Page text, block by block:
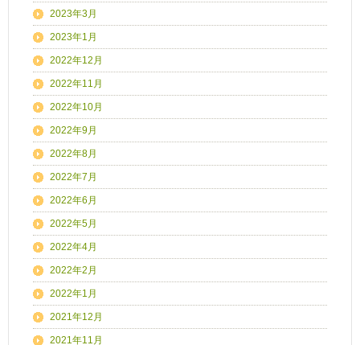
2023年3月
2023年1月
2022年12月
2022年11月
2022年10月
2022年9月
2022年8月
2022年7月
2022年6月
2022年5月
2022年4月
2022年2月
2022年1月
2021年12月
2021年11月